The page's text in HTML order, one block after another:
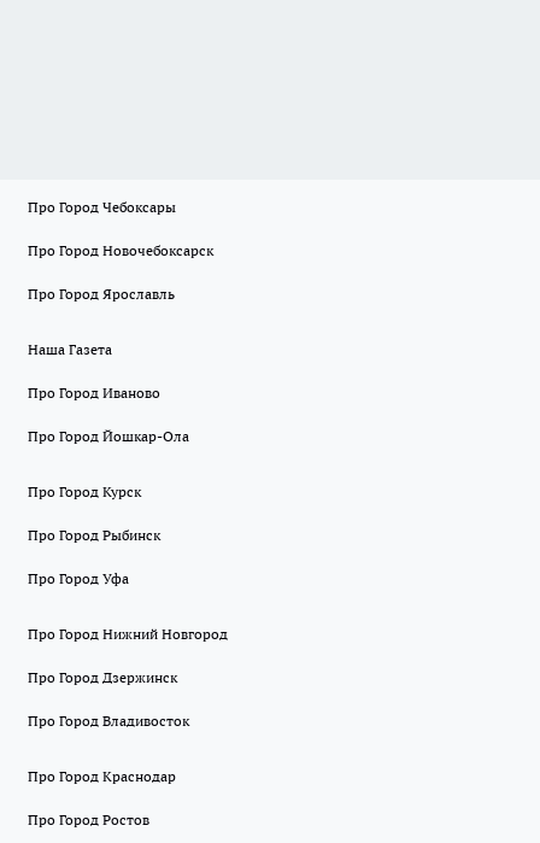
Про Город Чебоксары
Про Город Новочебоксарск
Про Город Ярославль
Наша Газета
Про Город Иваново
Про Город Йошкар-Ола
Про Город Курск
Про Город Рыбинск
Про Город Уфа
Про Город Нижний Новгород
Про Город Дзержинск
Про Город Владивосток
Про Город Краснодар
Про Город Ростов